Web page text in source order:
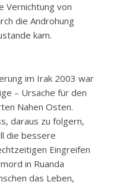
Vernichtung von
die Androhung
kam.
im Irak 2003 war
– Ursache für den
Nahen Osten.
daraus zu folgern,
die bessere
Eingreifen
in Ruanda
das Leben,